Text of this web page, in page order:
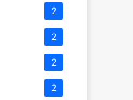
2
2
2
2